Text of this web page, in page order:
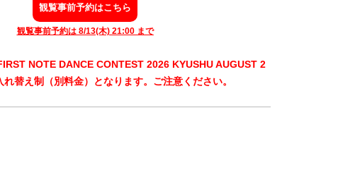
観覧事前予約はこちら
観覧事前予約は 8/13(木) 21:00 まで
NOTE DANCE CONTEST 2026 KYUSHU AUGUST 2
替え制（別料金）となります。ご注意ください。